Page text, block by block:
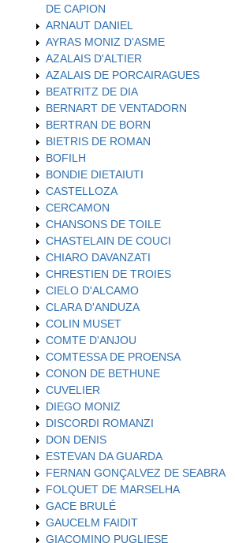
DE CAPION
ARNAUT DANIEL
AYRAS MONIZ D'ASME
AZALAIS D'ALTIER
AZALAIS DE PORCAIRAGUES
BEATRITZ DE DIA
BERNART DE VENTADORN
BERTRAN DE BORN
BIETRIS DE ROMAN
BOFILH
BONDIE DIETAIUTI
CASTELLOZA
CERCAMON
CHANSONS DE TOILE
CHASTELAIN DE COUCI
CHIARO DAVANZATI
CHRESTIEN DE TROIES
CIELO D'ALCAMO
CLARA D'ANDUZA
COLIN MUSET
COMTE D'ANJOU
COMTESSA DE PROENSA
CONON DE BETHUNE
CUVELIER
DIEGO MONIZ
DISCORDI ROMANZI
DON DENIS
ESTEVAN DA GUARDA
FERNAN GONÇALVEZ DE SEABRA
FOLQUET DE MARSELHA
GACE BRULÉ
GAUCELM FAIDIT
GIACOMINO PUGLIESE